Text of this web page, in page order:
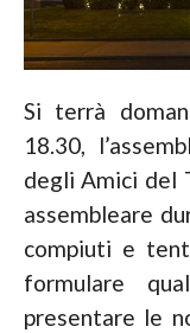
Si terrà
18.30,
degli Amici del
assembleare
compiuti e
formulare
presentare le